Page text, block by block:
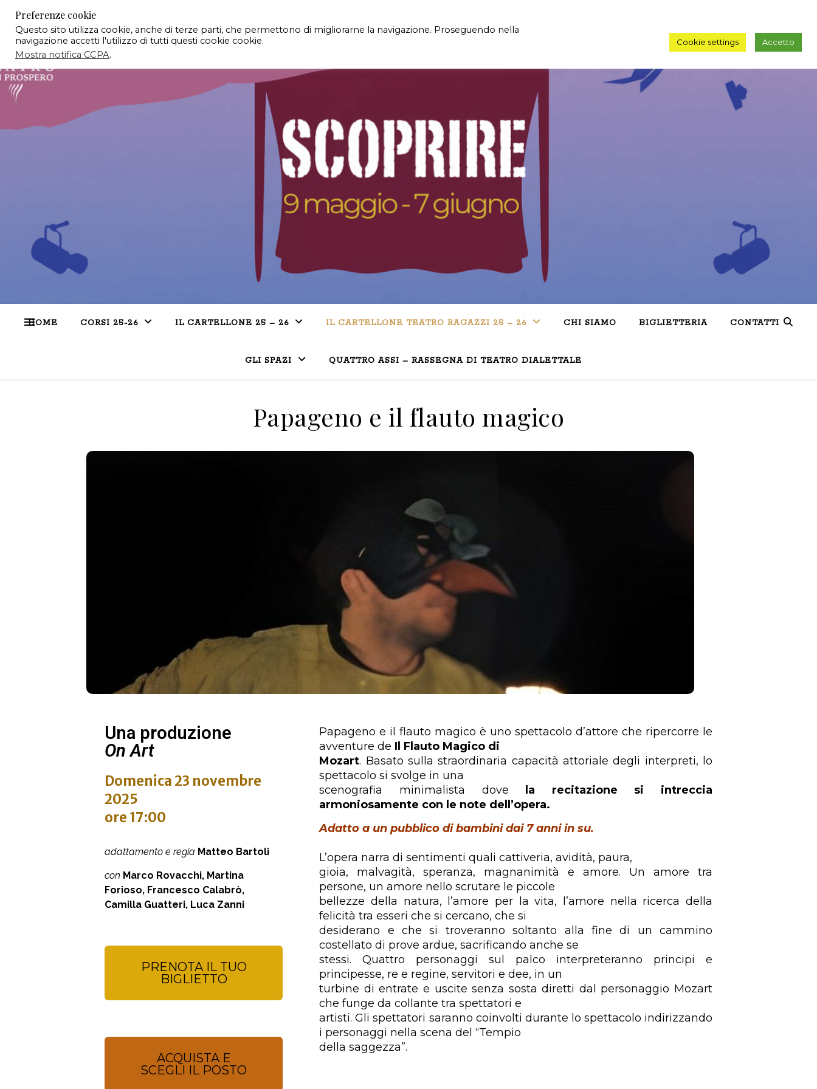
HOME CORSI 25-26 IL CARTELLONE 25 – 26 IL CARTELLONE TEATRO RAGAZZI 25 – 26 CHI SIAMO BIGLIETTERIA CONTATTI
GLI SPAZI QUATTRO ASSI – RASSEGNA DI TEATRO DIALETTALE
Papageno e il flauto magico
Una produzione
On Art
Domenica 23 novembre
2025
ore 17:00
adattamento e regia Matteo Bartoli
con Marco Rovacchi, Martina
Forioso, Francesco Calabrò,
Camilla Guatteri, Luca Zanni
PRENOTA IL TUO
BIGLIETTO
ACQUISTA E
SCEGLI IL POSTO
Papageno e il flauto magico è uno spettacolo d’attore che ripercorre le
avventure de Il Flauto Magico di
Mozart. Basato sulla straordinaria capacità attoriale degli interpreti, lo
spettacolo si svolge in una
scenografia minimalista dove
la recitazione si intreccia
armoniosamente con le note dell’opera.
Adatto a un pubblico di bambini dai 7 anni in su.
L’opera narra di sentimenti quali cattiveria, avidità, paura,
gioia, malvagità, speranza, magnanimità e amore. Un amore tra
persone, un amore nello scrutare le piccole
bellezze della natura, l’amore per la vita, l’amore nella ricerca della
felicità tra esseri che si cercano, che si
desiderano e che si troveranno soltanto alla fine di un cammino
costellato di prove ardue, sacrificando anche se
stessi. Quattro personaggi sul palco interpreteranno principi e
principesse, re e regine, servitori e dee, in un
turbine di entrate e uscite senza sosta diretti dal personaggio Mozart
che funge da collante tra spettatori e
artisti. Gli spettatori saranno coinvolti durante lo spettacolo indirizzando
i personaggi nella scena del “Tempio
della saggezza”.
Preferenze cookie
Questo sito utilizza cookie, anche di terze parti, che permettono di migliorarne la navigazione. Proseguendo nella
navigazione accetti l'utilizzo di tutti questi cookie cookie.
Mostra notifica CCPA.
Cookie settings Accetto